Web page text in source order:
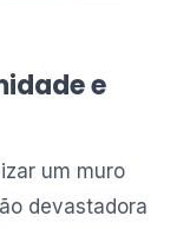
e
um muro
devastadora